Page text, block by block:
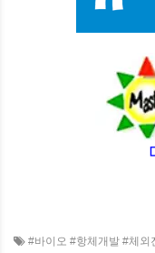
#바이오 #항체개발 #체외